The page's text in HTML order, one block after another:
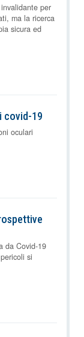
per
ma la ricerca
sicura ed
covid-19
oculari
da Covid-19
si